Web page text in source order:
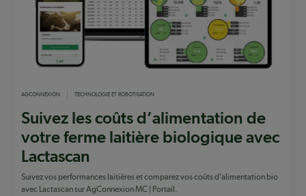
AGCONNEXION TECHNOLOGIE ET ROBOTISATION
Suivez les coûts d’alimentation de
votre ferme laitière biologique avec
Lactascan
Suivez vos performances laitières et comparez vos coûts d’alimentation bio
avec Lactascan sur AgConnexion MC | Portail.